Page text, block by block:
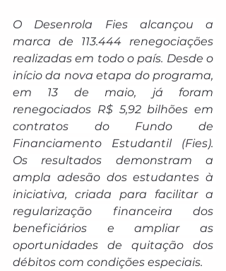
O Desenrola Fies alcançou a
marca de 113.444 renegociações
realizadas em todo o país. Desde o
início da nova etapa do programa,
em 13 de maio, já foram
renegociados R$ 5,92 bilhões em
contratos do Fundo de
Financiamento Estudantil (Fies).
Os resultados demonstram a
ampla adesão dos estudantes à
iniciativa, criada para facilitar a
regularização financeira dos
beneficiários e ampliar as
oportunidades de quitação dos
débitos com condições especiais.